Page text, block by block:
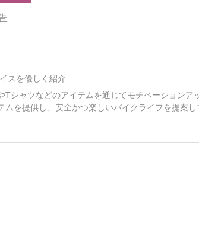
スを優しく紹介
シャツなどのアイテムを通じてモチベーションア
を提供し、安全かつ楽しいバイクライフを提案し